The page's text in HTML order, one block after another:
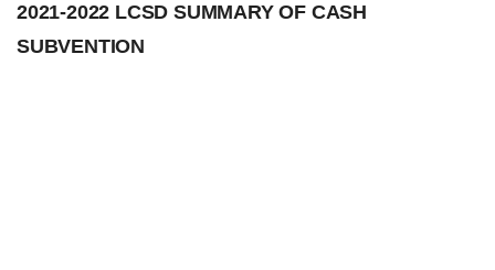
2021-2022 LCSD SUMMARY OF CASH
SUBVENTION